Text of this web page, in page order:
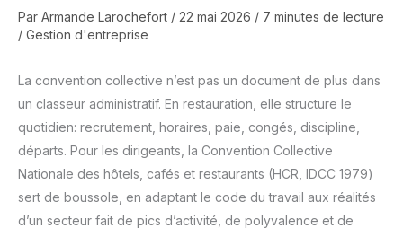
Par Armande Larochefort / 22 mai 2026 / 7 minutes de lecture
/ Gestion d'entreprise
La convention collective n’est pas un document de plus dans
un classeur administratif. En restauration, elle structure le
quotidien: recrutement, horaires, paie, congés, discipline,
départs. Pour les dirigeants, la Convention Collective
Nationale des hôtels, cafés et restaurants (HCR, IDCC 1979)
sert de boussole, en adaptant le code du travail aux réalités
d’un secteur fait de pics d’activité, de polyvalence et de